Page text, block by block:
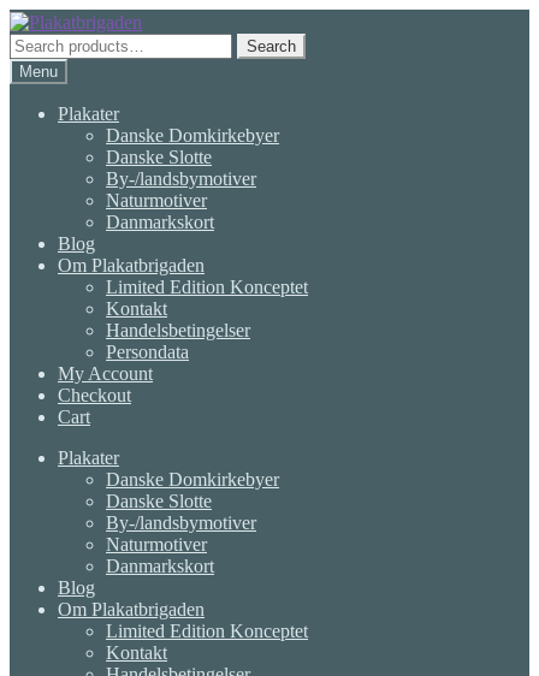
Skip
to
navigation
Skip
to
content
Search
for:
Search
Menu
Plakater
Danske Domkirkebyer
Danske Slotte
By-/landsbymotiver
Naturmotiver
Danmarkskort
Blog
Om Plakatbrigaden
Limited Edition Konceptet
Kontakt
Handelsbetingelser
Persondata
My Account
Checkout
Cart
Plakater
Danske Domkirkebyer
Danske Slotte
By-/landsbymotiver
Naturmotiver
Danmarkskort
Blog
Om Plakatbrigaden
Limited Edition Konceptet
Kontakt